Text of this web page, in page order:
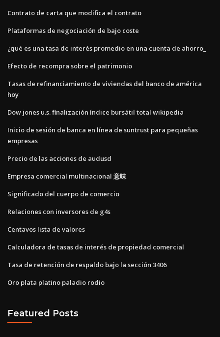
Contrato de carta que modifica el contrato
Plataformas de negociación de bajo coste
¿qué es una tasa de interés promedio en una cuenta de ahorro_
Efecto de recompra sobre el patrimonio
Tasas de refinanciamiento de viviendas del banco de américa
hoy
Dow jones u.s. finalización índice bursátil total wikipedia
Inicio de sesión de banca en línea de suntrust para pequeñas
empresas
Precio de las acciones de audusd
Empresa comercial multinacional 意味
Significado del cuerpo de comercio
Relaciones con inversores de g4s
Centavos lista de valores
Calculadora de tasas de interés de propiedad comercial
Tasa de retención de respaldo bajo la sección 3406
Oro plata platino paladio rodio
Featured Posts